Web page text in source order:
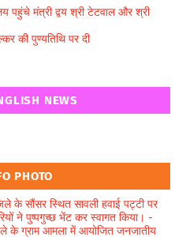
पहुंचे मंत्री द्वय श्री टेटवाल और श्री
की पुण्यतिथि पर दी
NEWS
PHOTO
के सौंसर स्थित सावली हवाई पट्टी पर
ने पुष्पगुच्छ भेंट कर स्वागत किया। -
के ग्राम आमला में आयोजित जनजातीय